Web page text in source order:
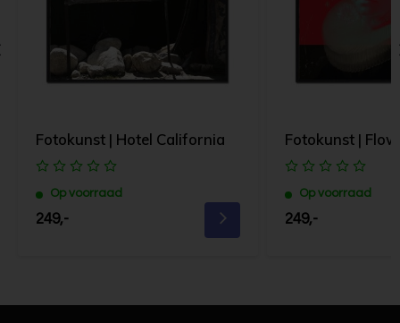
Fotokunst | Hotel California
Op voorraad
249,-
Fotokunst |
Op voorraad
249,-